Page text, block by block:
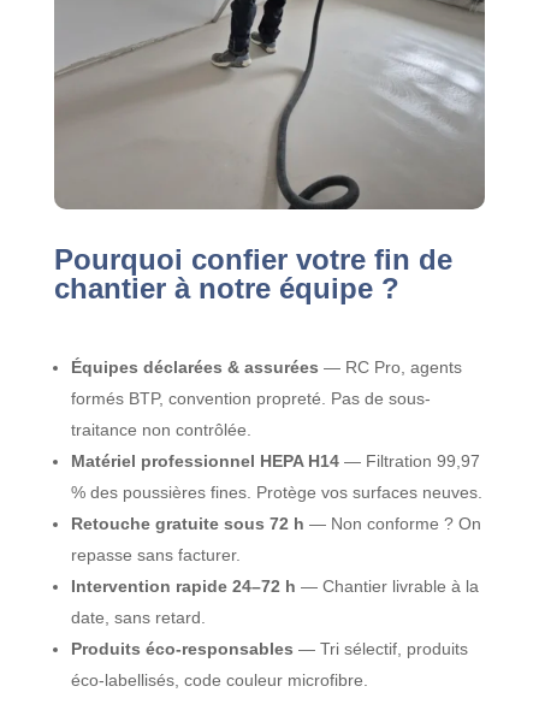
Pourquoi confier votre fin de
chantier à notre équipe ?
Équipes déclarées & assurées — RC Pro, agents
formés BTP, convention propreté. Pas de sous-
traitance non contrôlée.
Matériel professionnel HEPA H14 — Filtration 99,97
% des poussières fines. Protège vos surfaces neuves.
Retouche gratuite sous 72 h — Non conforme ? On
repasse sans facturer.
Intervention rapide 24–72 h — Chantier livrable à la
date, sans retard.
Produits éco-responsables — Tri sélectif, produits
éco-labellisés, code couleur microfibre.